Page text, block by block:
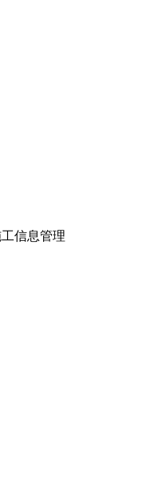
工信息管理